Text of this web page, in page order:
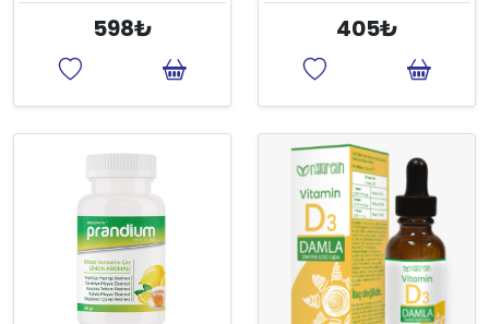
598₺ 405₺